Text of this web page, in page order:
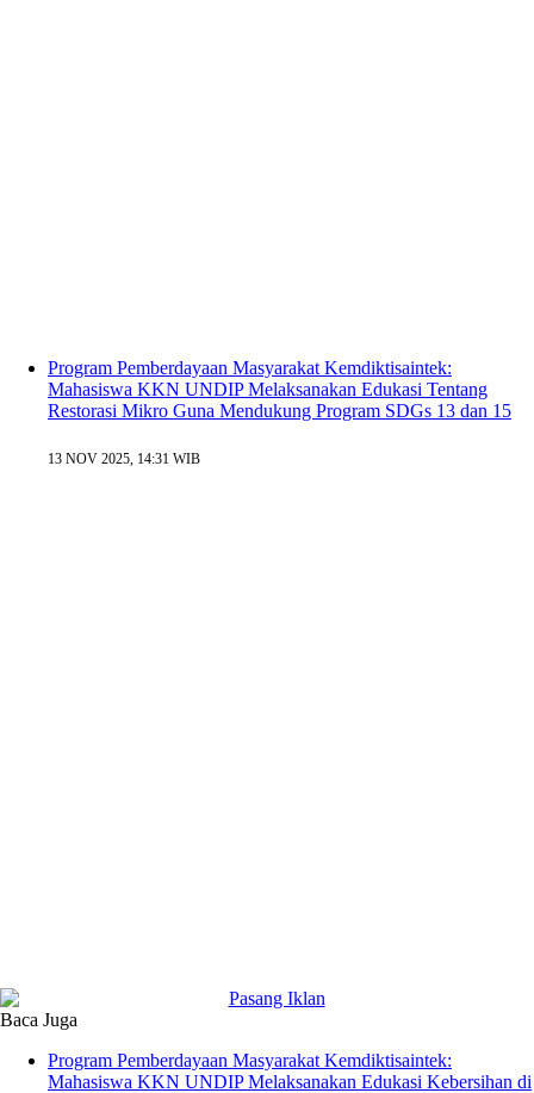
Program Pemberdayaan Masyarakat Kemdiktisaintek:
Mahasiswa KKN UNDIP Melaksanakan Edukasi Tentang
Restorasi Mikro Guna Mendukung Program SDGs 13 dan 15
13 NOV 2025, 14:31 WIB
Baca Juga
Program Pemberdayaan Masyarakat Kemdiktisaintek:
Mahasiswa KKN UNDIP Melaksanakan Edukasi Kebersihan di